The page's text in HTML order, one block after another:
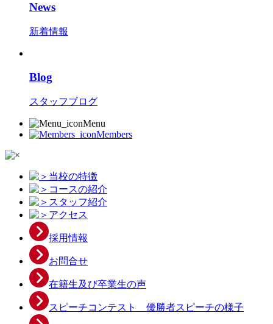
News
新着情報
Blog
スタッフブログ
Menu
Members
当校の特徴
コースの紹介
スタッフ紹介
アクセス
採用情報
お問合せ
在籍生及び卒業生の声
スピーチコンテスト 優勝者スピーチの様子